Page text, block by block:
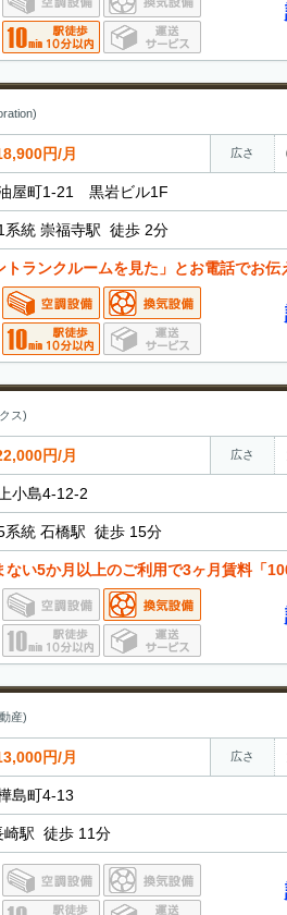
円/月 広さ
屋町1-21 黒岩ビル1F
系統 崇福寺駅 徒歩 2分
クルームを見た」とお電話でお伝えいただくとどなたでも値引き
ス)
円/月 広さ
小島4-12-2
系統 石橋駅 徒歩 15分
ない5か月以上のご利用で3ヶ月賃料「
産)
円/月 広さ
島町4-13
崎駅 徒歩 11分